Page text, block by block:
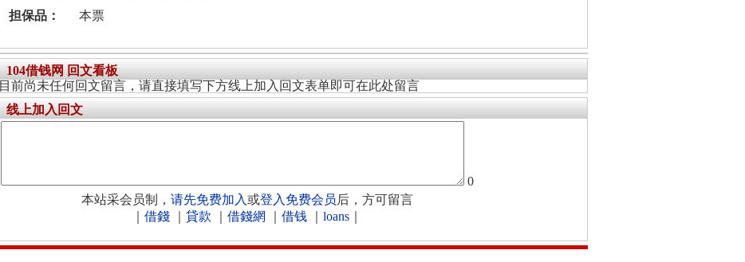
担保品：
本票
104借钱网 回文看板
目前尚未任何回文留言，请直接填写下方线上加入回文表单即可在此处留言
线上加入回文
0
本站采会员制， 请先免费加入或登入免费会员后，方可留言
借錢 貸款 借錢網 借钱 loans